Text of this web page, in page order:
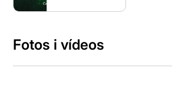
Fotos i vídeos